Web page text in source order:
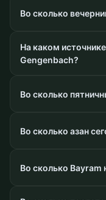
Во сколько
На каком
Gengenbach?
Во сколько
Во сколько азан
Во сколько Bayram